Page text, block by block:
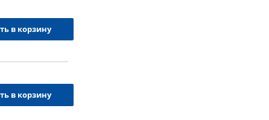
в корзину
в корзину